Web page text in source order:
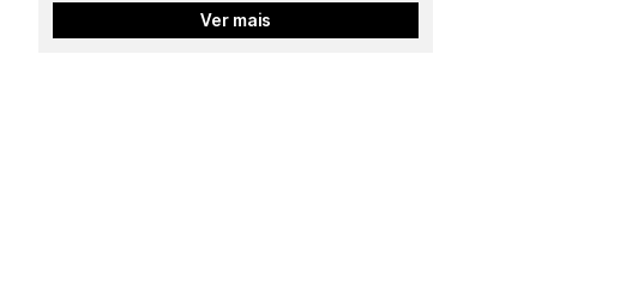
Ver mais